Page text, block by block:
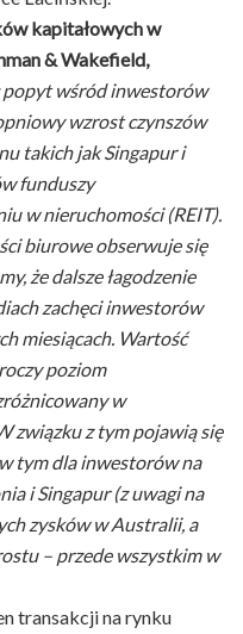
kapitałowych w
& Wakefield,
popyt wśród inwestorów
wzrost czynszów
takich jak Singapur i
funduszy
w nieruchomości (REIT).
biurowe obserwuje się
że dalsze łagodzenie
zachęci inwestorów
miesiącach. Wartość
poziom
w
związku z tym pojawią się
tym dla inwestorów na
i Singapur (z uwagi na
zysków w Australii, a
– przede wszystkim w
transakcji na rynku